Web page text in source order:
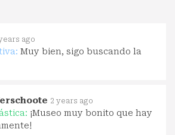
ago
Muy bien, sigo buscando la
2 years ago
¡Museo muy bonito que hay